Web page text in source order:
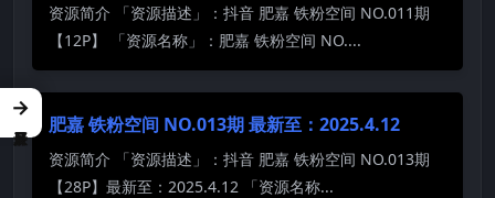
资源简介 「资源描述」：抖音 肥嘉 铁粉空间 NO.011期
【12P】 「资源名称」：肥嘉 铁粉空间 NO....
肥嘉 铁粉空间 NO.013期 最新至：2025.4.12
资源简介 「资源描述」：抖音 肥嘉 铁粉空间 NO.013期
【28P】最新至：2025.4.12 「资源名称...
→